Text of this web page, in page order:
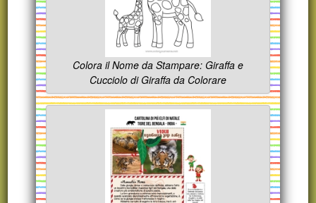
Colora il Nome da Stampare: Giraffa e
Cucciolo di Giraffa da Colorare